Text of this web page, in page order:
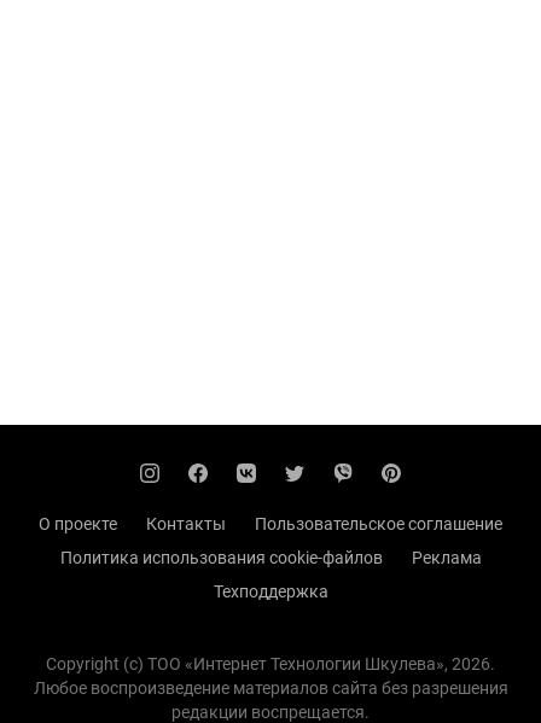
О проекте Контакты
Пользовательское соглашение
Политика использования cookie-файлов
Реклама
Техподдержка
Copyright (с) TOO «Интернет Технологии Шкулева», 2026.
Любое воспроизведение материалов сайта без разрешения
редакции воспрещается.